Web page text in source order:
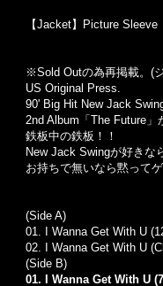
【Jacket】Picture Sleeve
※Sold Outの為再掲載。 (
US Original Press.
90' Big Hit New Jack
2nd Album「The Future」
鉄板中の鉄板！！
New Jack Swingが好きな
お持ちで無いなら黙ってゲ
(Side A)
01. I Wanna Get With U
02. I Wanna Get With U
(Side B)
01. I Wanna Get With U